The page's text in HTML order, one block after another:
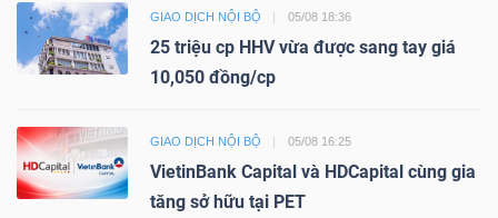
GIAO DỊCH NỘI BỘ 05/08 18:36
25 triệu cp HHV vừa được sang tay giá
10,050 đồng/cp
GIAO DỊCH NỘI BỘ 05/08 16:25
VietinBank Capital và HDCapital cùng gia
tăng sở hữu tại PET